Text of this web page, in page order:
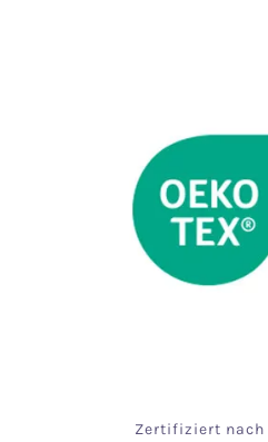
Zertifiziert nach